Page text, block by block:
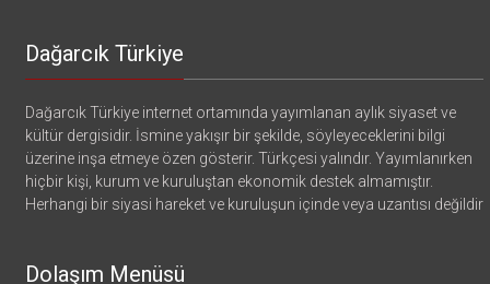
Dağarcık Türkiye
Dağarcık Türkiye internet ortamında yayımlanan aylık siyaset ve
kültür dergisidir. İsmine yakışır bir şekilde, söyleyeceklerini bilgi
üzerine inşa etmeye özen gösterir. Türkçesi yalındır. Yayımlanırken
hiçbir kişi, kurum ve kuruluştan ekonomik destek almamıştır.
Herhangi bir siyasi hareket ve kuruluşun içinde veya uzantısı değildir
Dolaşım Menüsü